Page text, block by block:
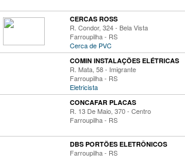
CERCAS ROSS
R. Condor, 324 - Bela Vista
Farroupilha - RS
Cerca de PVC
COMIN INSTALAÇÕES ELÉTRICAS
R. Mata, 58 - Imigrante
Farroupilha - RS
Eletricista
CONCAFAR PLACAS
R. 13 De Maio, 370 - Centro
Farroupilha - RS
DBS PORTÕES ELETRÔNICOS
Farroupilha - RS